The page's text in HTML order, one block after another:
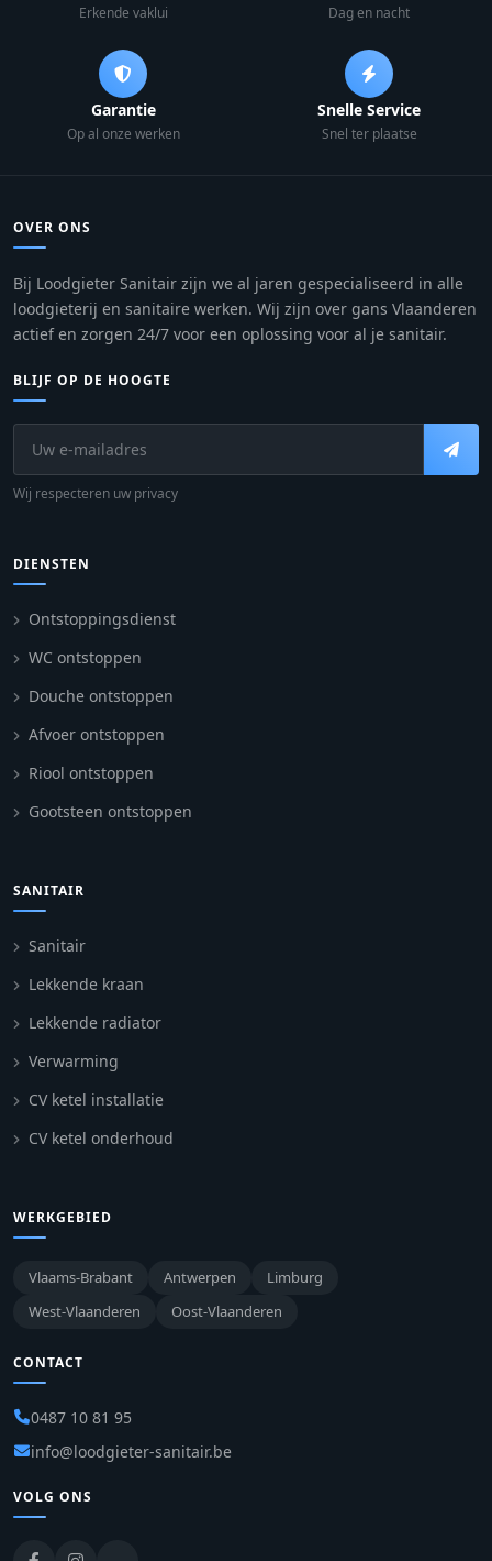
Erkende vaklui Dag en nacht
Garantie
Op al onze werken
Snelle Service
Snel ter plaatse
OVER ONS
Bij Loodgieter Sanitair zijn we al jaren gespecialiseerd in alle
loodgieterij en sanitaire werken. Wij zijn over gans Vlaanderen
actief en zorgen 24/7 voor een oplossing voor al je sanitair.
BLIJF OP DE HOOGTE
Wij respecteren uw privacy
DIENSTEN
Ontstoppingsdienst
WC ontstoppen
Douche ontstoppen
Afvoer ontstoppen
Riool ontstoppen
Gootsteen ontstoppen
SANITAIR
Sanitair
Lekkende kraan
Lekkende radiator
Verwarming
CV ketel installatie
CV ketel onderhoud
WERKGEBIED
Vlaams-Brabant Antwerpen
Limburg
West-Vlaanderen
Oost-Vlaanderen
CONTACT
0487 10 81 95
info@loodgieter-sanitair.be
VOLG ONS